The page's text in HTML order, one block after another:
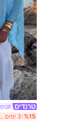
%15 3 ימים אחרונים